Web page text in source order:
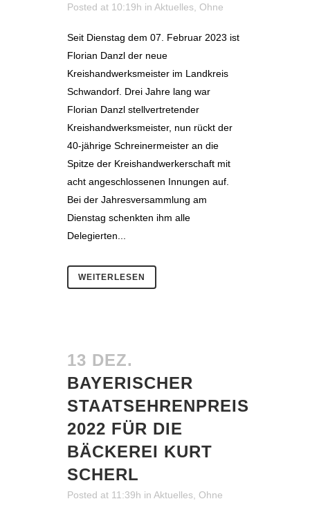
Posted at 10:19h in Aktuelles Ohne
Seit Dienstag dem 07. Februar 2023 ist
Florian Danzl der neue
Kreishandwerksmeister im Landkreis
Schwandorf. Drei Jahre lang war
Florian Danzl stellvertretender
Kreishandwerksmeister, nun rückt der
40-jährige Schreinermeister an die
Spitze der Kreishandwerkerschaft mit
acht angeschlossenen Innungen auf.
Bei der Jahresversammlung am
Dienstag schenkten ihm alle
Delegierten...
WEITERLESEN
13 DEZ.
BAYERISCHER
STAATSEHRENPREIS
2022 FÜR DIE
BÄCKEREI KURT
SCHERL
Posted at 11:39h in Aktuelles Ohne